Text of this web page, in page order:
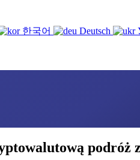
한국어 Deutsch
podróż